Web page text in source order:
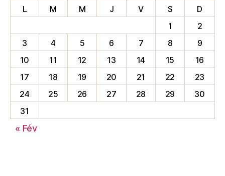
L
M M J V S
D
1
2
3
4 5 6 7 8
9
10
11 12 13 14 15
16
17
18 19 20 21 22
23
24
25 26 27 28 29
30
31
« Fév